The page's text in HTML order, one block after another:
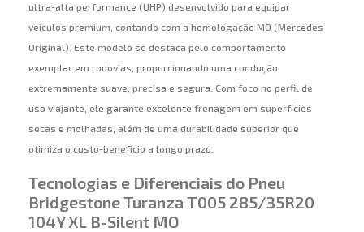
ultra-alta performance (UHP) desenvolvido para equipar
veículos premium, contando com a homologação MO (Mercedes
Original). Este modelo se destaca pelo comportamento
exemplar em rodovias, proporcionando uma condução
extremamente suave, precisa e segura. Com foco no perfil de
uso viajante, ele garante excelente frenagem em superfícies
secas e molhadas, além de uma durabilidade superior que
otimiza o custo-benefício a longo prazo.
Tecnologias e Diferenciais do Pneu
Bridgestone Turanza T005 285/35R20
104Y XL B-Silent MO